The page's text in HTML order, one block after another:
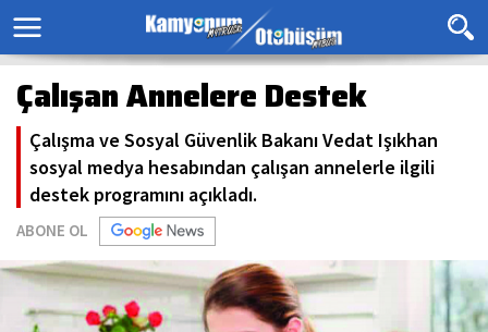
Çalışan Annelere Destek
Çalışma ve Sosyal Güvenlik Bakanı Vedat Işıkhan
sosyal medya hesabından çalışan annelerle ilgili
destek programını açıkladı.
ABONE OL